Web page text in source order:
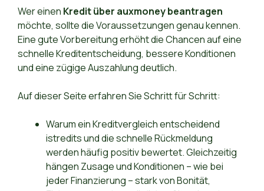
Wer einen Kredit über auxmoney beantragen
möchte, sollte die Voraussetzungen genau kennen.
Eine gute Vorbereitung erhöht die Chancen auf eine
schnelle Kreditentscheidung, bessere Konditionen
und eine zügige Auszahlung deutlich.
Auf dieser Seite erfahren Sie Schritt für Schritt:
Warum ein Kreditvergleich entscheidend
istredits und die schnelle Rückmeldung
werden häufig positiv bewertet. Gleichzeitig
hängen Zusage und Konditionen – wie bei
jeder Finanzierung – stark von Bonität,